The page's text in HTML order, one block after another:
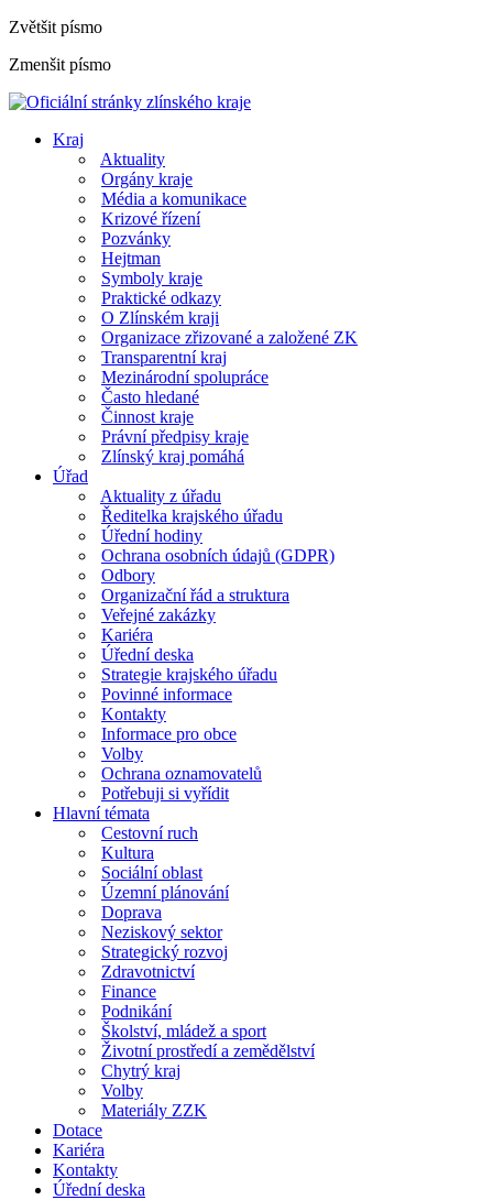
Zvětšit písmo
Zmenšit písmo
Kraj
Aktuality
Orgány kraje
Média a komunikace
Krizové řízení
Pozvánky
Hejtman
Symboly kraje
Praktické odkazy
O Zlínském kraji
Organizace zřizované a založené ZK
Transparentní kraj
Mezinárodní spolupráce
Často hledané
Činnost kraje
Právní předpisy kraje
Zlínský kraj pomáhá
Úřad
Aktuality z úřadu
Ředitelka krajského úřadu
Úřední hodiny
Ochrana osobních údajů (GDPR)
Odbory
Organizační řád a struktura
Veřejné zakázky
Kariéra
Úřední deska
Strategie krajského úřadu
Povinné informace
Kontakty
Informace pro obce
Volby
Ochrana oznamovatelů
Potřebuji si vyřídit
Hlavní témata
Cestovní ruch
Kultura
Sociální oblast
Územní plánování
Doprava
Neziskový sektor
Strategický rozvoj
Zdravotnictví
Finance
Podnikání
Školství, mládež a sport
Životní prostředí a zemědělství
Chytrý kraj
Volby
Materiály ZZK
Dotace
Kariéra
Kontakty
Úřední deska